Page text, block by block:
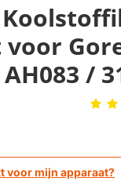
voor mijn apparaat?
/